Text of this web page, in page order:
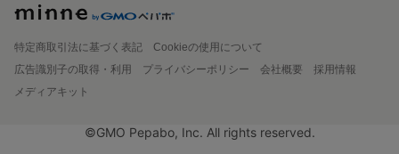
特定商取引法に基づく表記
Cookieの使用について
広告識別子の取得・利用
プライバシーポリシー 会社概要
採用情報
メディアキット
©GMO Pepabo, Inc. All rights reserved.